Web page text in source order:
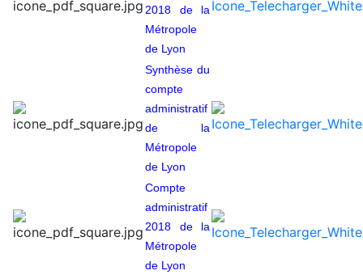
2018 de la
Métropole
de Lyon
Synthèse du
compte
administratif
de la
Métropole
de Lyon
Compte
administratif
2018 de la
Métropole
de Lyon